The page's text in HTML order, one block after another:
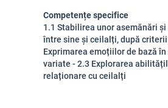
Competențe specifice
1.1 Stabilirea unor asemănări
între sine și ceilalți, după criterii
Exprimarea emoțiilor de bază
variate - 2.3 Explorarea
relaționare cu ceilalți